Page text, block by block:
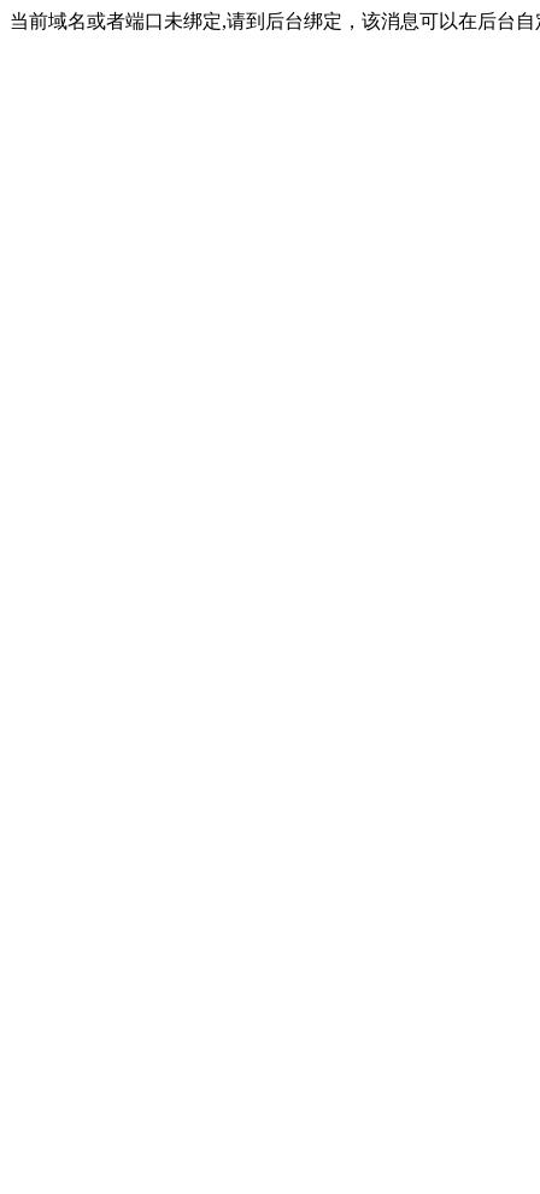
当前域名或者端口未绑定,请到后台绑定，该消息可以在后台自